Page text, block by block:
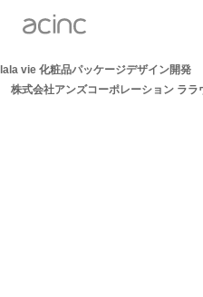
lala vie 化粧品パッケージデザイン開発
株式会社アンズコーポレーション ラ